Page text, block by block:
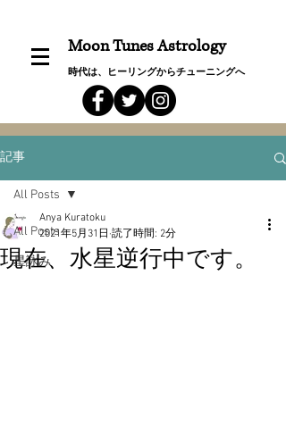
Moon Tunes Astrology
時代は、ヒーリングからチューニングへ
記事
All Posts
星詠み
All Posts
現在、水星逆行中です。
Anya Kuratoku
2021年5月31日 読了時間: 2分